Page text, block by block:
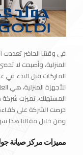
فى وقتنا الحاضر تعددت
المنزلية، وأصبحت لا
الماركات قبل البدء في
للأجهزة المنزلية، هي
المستهلك، تميزت شركة
حرصت الشركة على كفاءة
ومن خلال مقالنا هذا
مميزات مركز صيانة